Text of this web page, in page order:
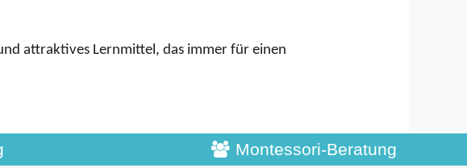
attraktives Lernmittel, das immer für einen
Montessori-Beratung